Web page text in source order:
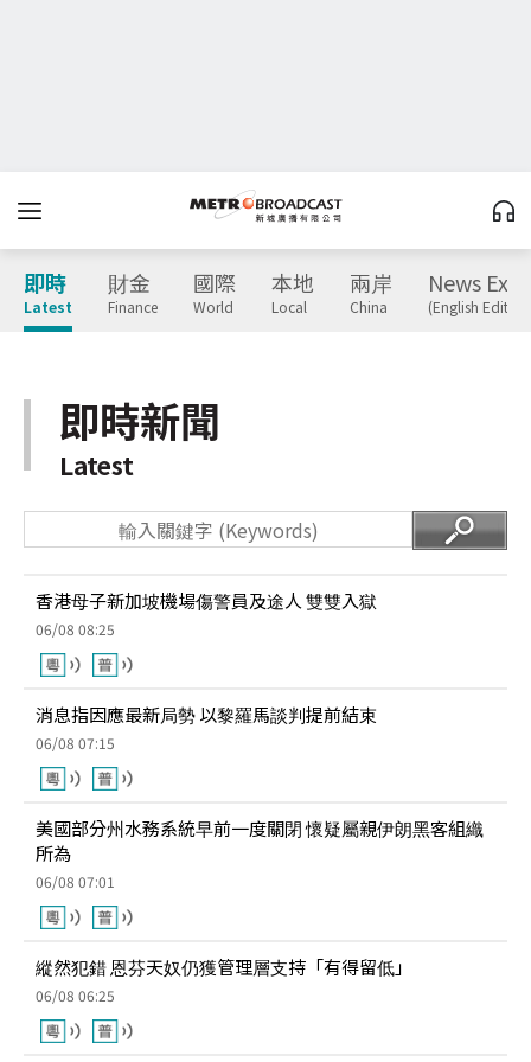
即時
Latest
財金
Finance
國際
World
本地
Local
兩岸
China
News
(English
即時新聞
Latest
香港母子新加坡機場傷警員及途人 雙雙入獄
06/08 08:25
消息指因應最新局勢 以黎羅馬談判提前結束
06/08 07:15
美國部分州水務系統早前一度關閉 懷疑屬親伊朗黑客組織
所為
06/08 07:01
縱然犯錯 恩芬天奴仍獲管理層支持「有得留低」
06/08 06:25